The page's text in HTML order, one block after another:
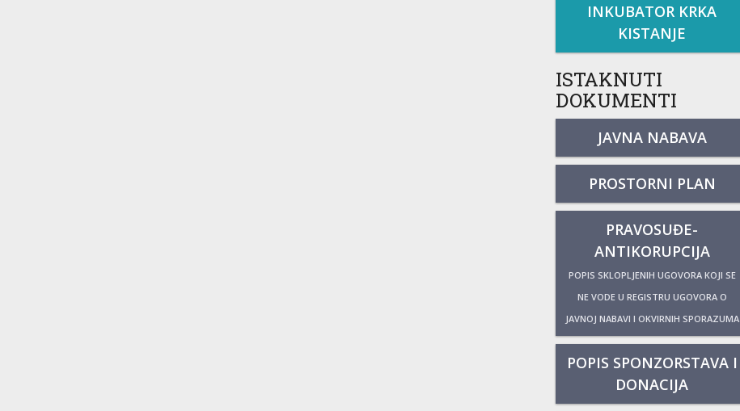
INKUBATOR KRKA
KISTANJE
ISTAKNUTI
DOKUMENTI
JAVNA NABAVA
PROSTORNI PLAN
PRAVOSUĐE-
ANTIKORUPCIJA
POPIS SKLOPLJENIH UGOVORA KOJI SE
NE VODE U REGISTRU UGOVORA O
JAVNOJ NABAVI I OKVIRNIH SPORAZUMA
POPIS SPONZORSTAVA I
DONACIJA